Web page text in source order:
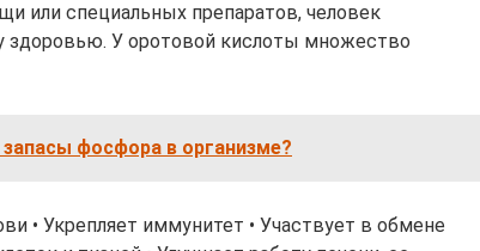
или специальных препаратов, человек
здоровью. У оротовой кислоты множество
фосфора в организме?
• Укрепляет иммунитет • Участвует в обмене